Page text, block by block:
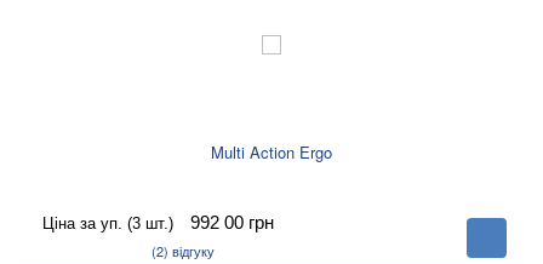
Multi Action Ergo
Ціна за уп. (3 шт.) 992 00 грн
(2) відгуку
В
корзину